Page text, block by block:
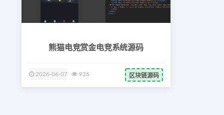
熊猫电竞赏金电竞系统源码
2026-06-07 926 区块链源码